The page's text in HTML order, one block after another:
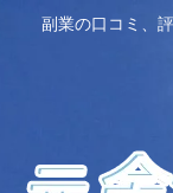
副業の口コミ、